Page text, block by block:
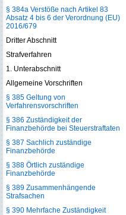
§ 384a Verstöße nach Artikel 83
Absatz 4 bis 6 der Verordnung (EU)
2016/679
Dritter Abschnitt
Strafverfahren
1. Unterabschnitt
Allgemeine Vorschriften
§ 385 Geltung von
Verfahrensvorschriften
§ 386 Zuständigkeit der
Finanzbehörde bei Steuerstraftaten
§ 387 Sachlich zuständige
Finanzbehörde
§ 388 Örtlich zuständige
Finanzbehörde
§ 389 Zusammenhängende
Strafsachen
§ 390 Mehrfache Zuständigkeit